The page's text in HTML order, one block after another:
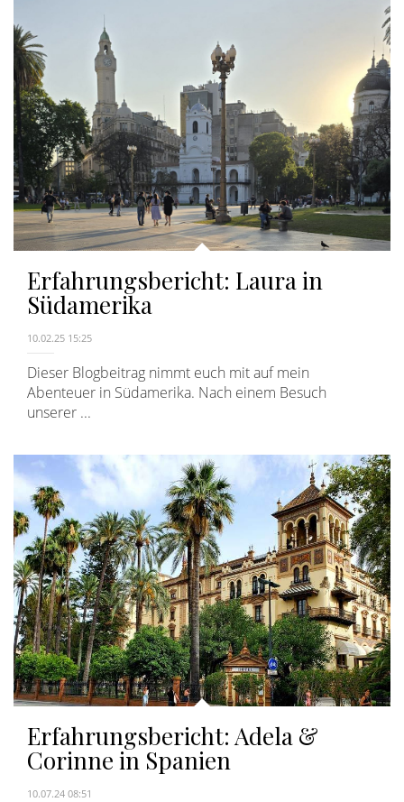
Erfahrungsbericht: Laura in
Südamerika
10.02.25 15:25
Dieser Blogbeitrag nimmt euch mit auf mein
Abenteuer in Südamerika. Nach einem Besuch
unserer ...
Erfahrungsbericht: Adela &
Corinne in Spanien
10.07.24 08:51